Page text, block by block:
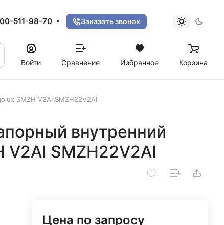
511-98-70 Заказать звонок
Войти
Сравнение Избранное Корзина
SMZH V2AI SMZH22V2AI
внутренний
V2AI SMZH22V2AI
Цена по запросу